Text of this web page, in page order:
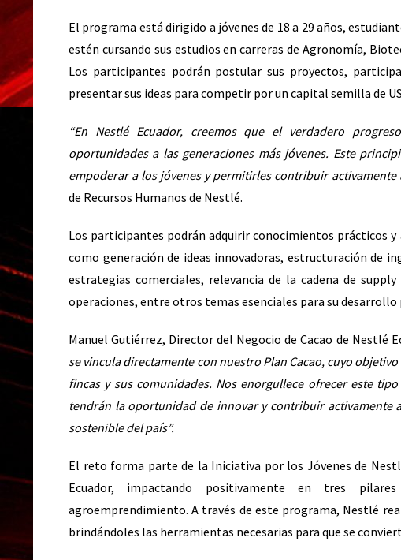
El programa está dirigido a jóvenes de 18 a 29 años,
estén cursando sus estudios en carreras de Agronomía,
Los participantes podrán postular sus proyectos,
presentar sus ideas para competir por un capital semilla de
“En Nestlé Ecuador, creemos que el verdadero
oportunidades a las generaciones más jóvenes. Este
empoderar a los jóvenes y permitirles contribuir activamente
de Recursos Humanos de Nestlé.
Los participantes podrán adquirir conocimientos prácticos y
como generación de ideas innovadoras, estructuración de
estrategias comerciales, relevancia de la cadena de
operaciones, entre otros temas esenciales para su
Manuel Gutiérrez, Director del Negocio de Cacao de Nestlé
se vincula directamente con nuestro Plan Cacao, cuyo
fincas y sus comunidades. Nos enorgullece ofrecer este
tendrán la oportunidad de innovar y contribuir
sostenible del país”.
El reto forma parte de la Iniciativa por los Jóvenes de
Ecuador, impactando positivamente en tres
agroemprendimiento. A través de este programa, Nestlé
brindándoles las herramientas necesarias para que se